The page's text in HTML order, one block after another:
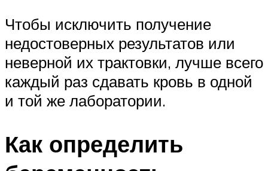
Чтобы исключить получение
недостоверных результатов или
неверной их трактовки, лучше всего
каждый раз сдавать кровь в одной
и той же лаборатории.
Как определить